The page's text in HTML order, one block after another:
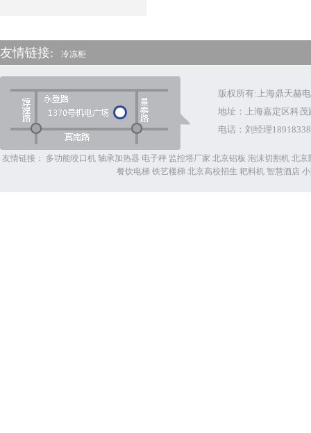
友情链接: 冷冻柜
版权所有:上海鼎天赫
地址：上海嘉定区科
电话： 刘经理
友情链接： 多功能咬口机 轴承加热器 电子秤 监控塔厂家 北京铝板 泡沫切割机 北京
餐饮电梯 铁艺楼梯 北京高校招生 耙料机 智慧酒店